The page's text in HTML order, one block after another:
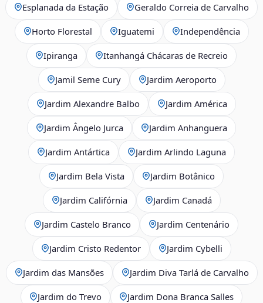
Esplanada da Estação Geraldo Correia de Carvalho
Horto Florestal Iguatemi Independência
Ipiranga Itanhangá Chácaras de Recreio
Jamil Seme Cury Jardim Aeroporto
Jardim Alexandre Balbo Jardim América
Jardim Ângelo Jurca Jardim Anhanguera
Jardim Antártica Jardim Arlindo Laguna
Jardim Bela Vista Jardim Botânico
Jardim Califórnia Jardim Canadá
Jardim Castelo Branco Jardim Centenário
Jardim Cristo Redentor Jardim Cybelli
Jardim das Mansões Jardim Diva Tarlá de Carvalho
Jardim do Trevo Jardim Dona Branca Salles